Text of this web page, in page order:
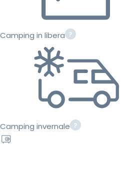
Camping in libera
Camping invernale